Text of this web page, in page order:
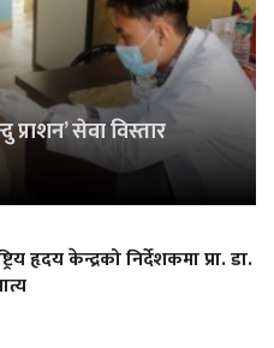
प्राशन’ सेवा विस्तार
हृदय केन्द्रको निर्देशकमा प्रा. डा.